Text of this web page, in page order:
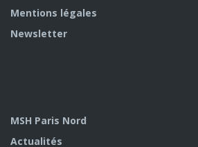
Mentions légales
Newsletter
MSH Paris Nord
Actualités